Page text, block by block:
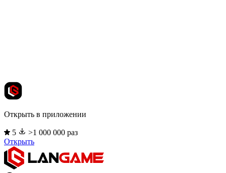
Открыть в приложении
5
>1 000 000 раз
Открыть